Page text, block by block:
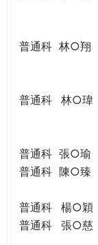
普通科 林○翔
普通科
林○瑋
普通科 張○瑜
普通科 陳○臻
普通科
楊○穎
普通科
張○慈